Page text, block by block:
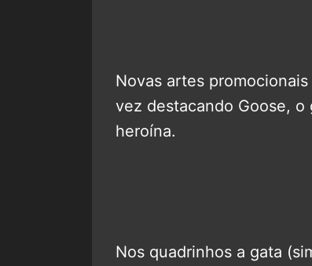
Novas artes promocionais
vez destacando Goose,
heroína.
Nos quadrinhos a gata